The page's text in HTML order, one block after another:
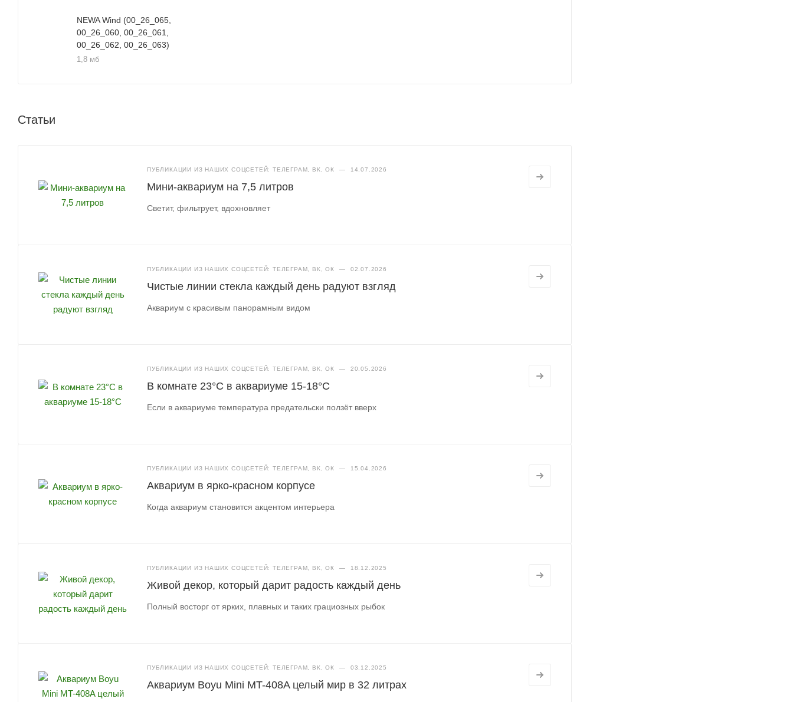
NEWA Wind (00_26_065,
00_26_060, 00_26_061,
00_26_062, 00_26_063)
1,8 мб
Статьи
ПУБЛИКАЦИИ ИЗ НАШИХ СОЦСЕТЕЙ: ТЕЛЕГРАМ, ВК, ОК — 14.07.2026
Мини-аквариум на 7,5 литров
Светит, фильтрует, вдохновляет
ПУБЛИКАЦИИ ИЗ НАШИХ СОЦСЕТЕЙ: ТЕЛЕГРАМ, ВК, ОК — 02.07.2026
Чистые линии стекла каждый день радуют взгляд
Аквариум с красивым панорамным видом
ПУБЛИКАЦИИ ИЗ НАШИХ СОЦСЕТЕЙ: ТЕЛЕГРАМ, ВК, ОК — 20.05.2026
В комнате 23°C в аквариуме 15-18°C
Если в аквариуме температура предательски ползёт вверх
ПУБЛИКАЦИИ ИЗ НАШИХ СОЦСЕТЕЙ: ТЕЛЕГРАМ, ВК, ОК — 15.04.2026
Аквариум в ярко-красном корпусе
Когда аквариум становится акцентом интерьера
ПУБЛИКАЦИИ ИЗ НАШИХ СОЦСЕТЕЙ: ТЕЛЕГРАМ, ВК, ОК — 18.12.2025
Живой декор, который дарит радость каждый день
Полный восторг от ярких, плавных и таких грациозных рыбок
ПУБЛИКАЦИИ ИЗ НАШИХ СОЦСЕТЕЙ: ТЕЛЕГРАМ, ВК, ОК — 03.12.2025
Аквариум Boyu Mini MT-408A целый мир в 32 литрах